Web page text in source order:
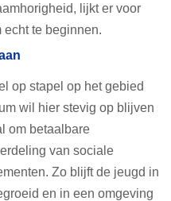
lijkt er voor
te beginnen.
op stapel op het gebied
wil hier stevig op blijven
om betaalbare
van sociale
Zo blijft de jeugd in
en in een omgeving